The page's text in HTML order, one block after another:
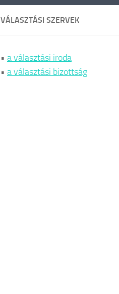
VÁLASZTÁSI SZERVEK
• a választási iroda
• a választási bizottság